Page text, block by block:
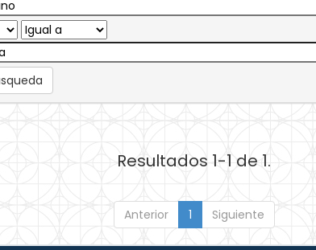
Resultados 1-1 de 1.
Anterior 1 Siguiente